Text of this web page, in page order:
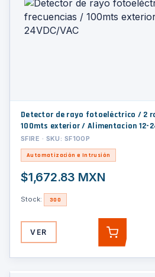
Detector de rayo fotoeléctrico / 2
100mts exterior / Alimentacion 12-
SFIRE · SKU: SF100P
Automatización e Intrusión
$1,672.83 MXN
Stock: 300
VER AGREGAR